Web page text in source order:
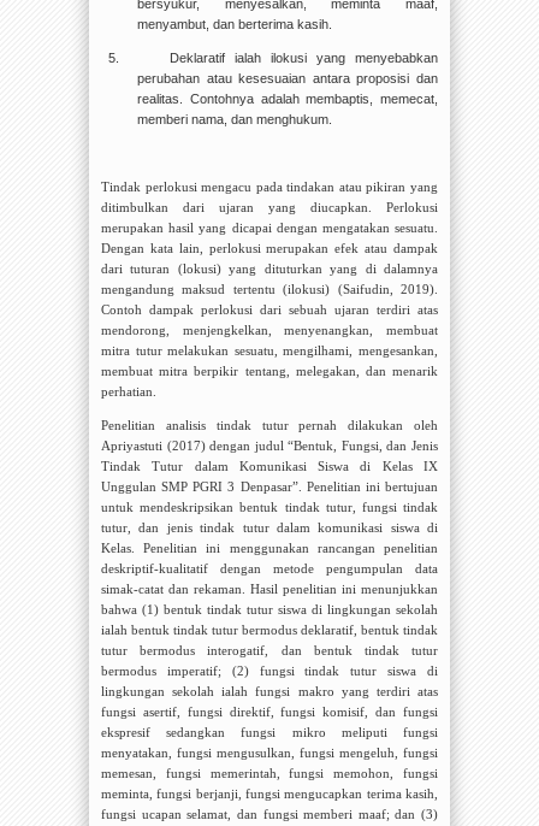
bersyukur, menyesalkan, meminta maaf,
menyambut, dan berterima kasih.
5.
Deklaratif ialah ilokusi yang menyebabkan
perubahan atau kesesuaian antara proposisi dan
realitas. Contohnya adalah membaptis, memecat,
memberi nama, dan menghukum.
Tindak perlokusi mengacu pada tindakan atau pikiran yang
ditimbulkan dari ujaran yang diucapkan. Perlokusi
merupakan hasil yang dicapai dengan mengatakan sesuatu.
Dengan kata lain, perlokusi merupakan efek atau dampak
dari tuturan (lokusi) yang dituturkan yang di dalamnya
mengandung maksud tertentu (ilokusi) (Saifudin, 2019).
Contoh dampak perlokusi dari sebuah ujaran terdiri atas
mendorong, menjengkelkan, menyenangkan, membuat
mitra tutur melakukan sesuatu, mengilhami, mengesankan,
membuat mitra berpikir tentang, melegakan, dan menarik
perhatian.
Penelitian analisis tindak tutur pernah dilakukan oleh
Apriyastuti (2017) dengan judul “Bentuk, Fungsi, dan Jenis
Tindak Tutur dalam Komunikasi Siswa di Kelas IX
Unggulan SMP PGRI 3 Denpasar”. Penelitian ini bertujuan
untuk mendeskripsikan bentuk tindak tutur, fungsi tindak
tutur, dan jenis tindak tutur dalam komunikasi siswa di
Kelas.Penelitian ini menggunakan rancangan penelitian
deskriptif-kualitatif dengan metode pengumpulan data
simak-catat dan rekaman. Hasil penelitian ini menunjukkan
bahwa (1) bentuk tindak tutur siswa di lingkungan sekolah
ialah bentuk tindak tutur bermodus deklaratif, bentuk tindak
tutur bermodus interogatif, dan bentuk tindak tutur
bermodus imperatif; (2) fungsi tindak tutur siswa di
lingkungan sekolah ialah fungsi makro yang terdiri atas
fungsi asertif, fungsi direktif, fungsi komisif, dan fungsi
ekspresif sedangkan fungsi mikro meliputi fungsi
menyatakan, fungsi mengusulkan, fungsi mengeluh, fungsi
memesan, fungsi memerintah, fungsi memohon, fungsi
meminta, fungsi berjanji, fungsi mengucapkan terima kasih,
fungsi ucapan selamat, dan fungsi memberi maaf; dan (3)